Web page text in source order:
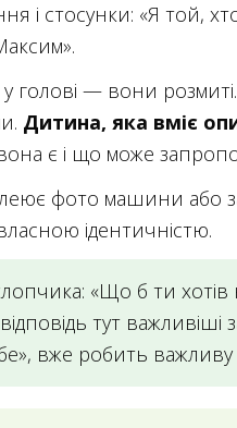
і стосунки: «Я той,
голові — вони
Дитина, яка вміє
є і що може
фото машини або
ідентичністю.
«Що б ти
відповідь тут
вже робить